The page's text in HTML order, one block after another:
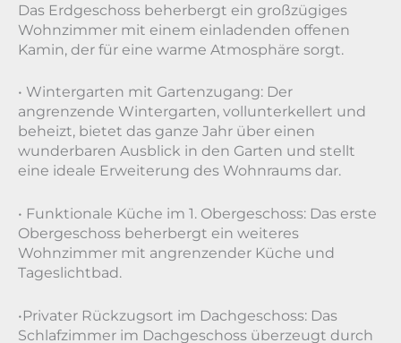
Das Erdgeschoss beherbergt ein großzügiges
Wohnzimmer mit einem einladenden offenen
Kamin, der für eine warme Atmosphäre sorgt.
• Wintergarten mit Gartenzugang: Der
angrenzende Wintergarten, vollunterkellert und
beheizt, bietet das ganze Jahr über einen
wunderbaren Ausblick in den Garten und stellt
eine ideale Erweiterung des Wohnraums dar.
• Funktionale Küche im 1. Obergeschoss: Das erste
Obergeschoss beherbergt ein weiteres
Wohnzimmer mit angrenzender Küche und
Tageslichtbad.
•Privater Rückzugsort im Dachgeschoss: Das
Schlafzimmer im Dachgeschoss überzeugt durch